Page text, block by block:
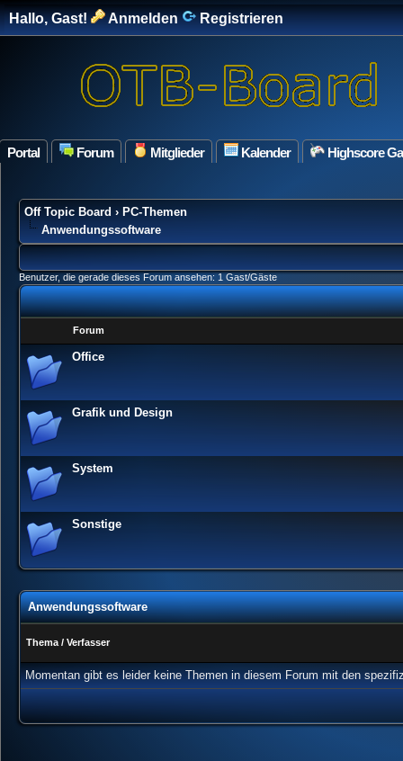
Hallo, Gast! Anmelden Registrieren
Portal Forum Mitglieder Kalender Highscore
Off Topic Board › PC-Themen
Anwendungssoftware
Benutzer, die gerade dieses Forum ansehen: 1 Gast/Gäste
Forum
Office
Grafik und Design
System
Sonstige
Anwendungssoftware
Thema / Verfasser
Momentan gibt es leider keine Themen in diesem Forum mit den